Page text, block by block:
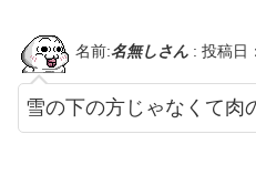
名前:名無しさん : 投稿日
雪の下の方じゃなくて肉